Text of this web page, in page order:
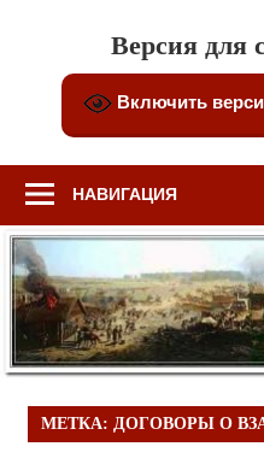
Версия для
Включить
НАВИГАЦИЯ
МЕТКА: ДОГОВОРЫ О